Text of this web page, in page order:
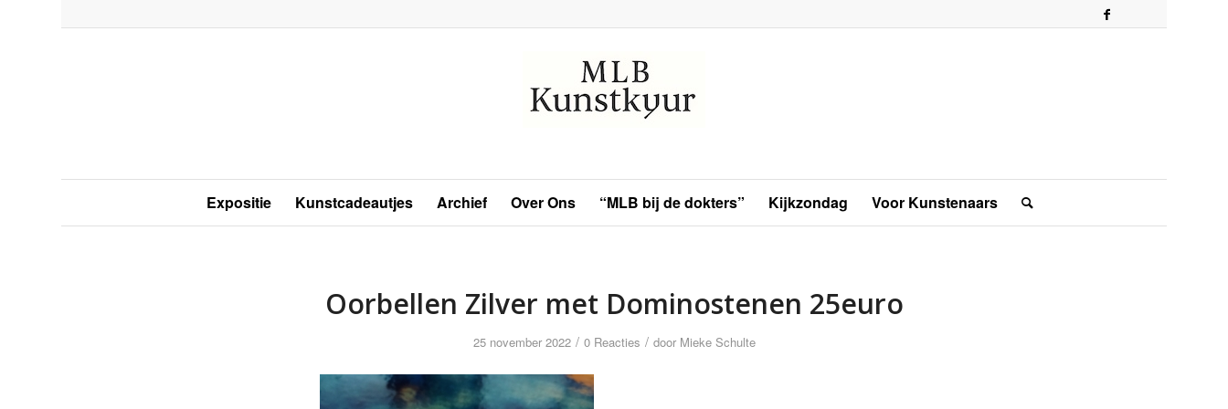
Expositie Kunstcadeautjes Archief Over Ons “MLB bij de dokters” Kijkzondag Voor Kunstenaars
Oorbellen Zilver met Dominostenen 25euro
25 november 2022 / 0 Reacties / door Mieke Schulte